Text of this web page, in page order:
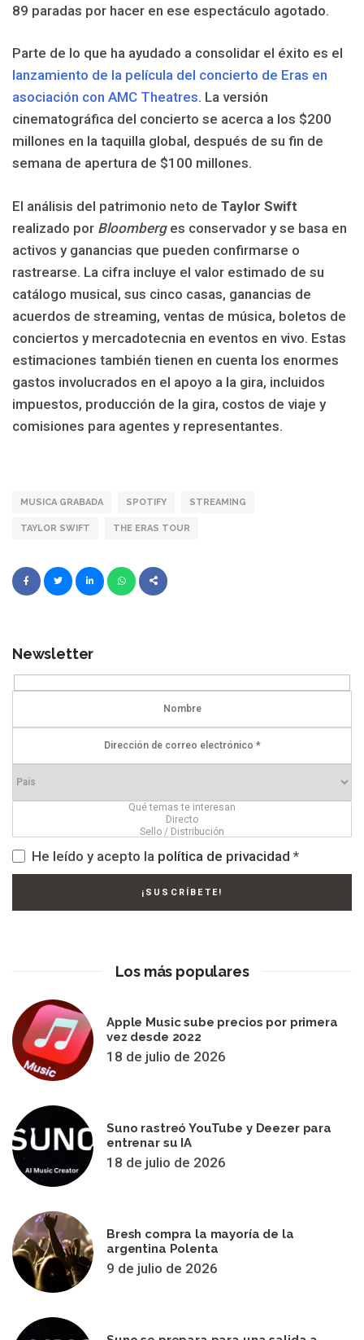
89 paradas por hacer en ese espectáculo agotado.
Parte de lo que ha ayudado a consolidar el éxito es el
lanzamiento de la película del concierto de Eras en
asociación con AMC Theatres. La versión
cinematográfica del concierto se acerca a los $200
millones en la taquilla global, después de su fin de
semana de apertura de $100 millones.
El análisis del patrimonio neto de Taylor Swift
realizado por Bloomberges conservador y se basa en
activos y ganancias que pueden confirmarse o
rastrearse. La cifra incluye el valor estimado de su
catálogo musical, sus cinco casas, ganancias de
acuerdos de streaming, ventas de música, boletos de
conciertos y mercadotecnia en eventos en vivo. Estas
estimaciones también tienen en cuenta los enormes
gastos involucrados en el apoyo a la gira, incluidos
impuestos, producción de la gira, costos de viaje y
comisiones para agentes y representantes.
MUSICA GRABADA SPOTIFY STREAMING
TAYLOR SWIFT THE ERAS TOUR
Newsletter
He leído y acepto la política de privacidad *
Los más populares
Apple Music sube precios por primera
vez desde 2022
18 de julio de 2026
Suno rastreó YouTube y Deezer para
entrenar su IA
18 de julio de 2026
Bresh compra la mayoría de la
argentina Polenta
9 de julio de 2026